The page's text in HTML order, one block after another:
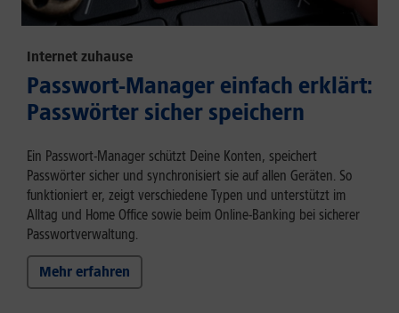
Internet zuhause
Passwort-Manager einfach erklärt:
Passwörter sicher speichern
Ein Passwort-Manager schützt Deine Konten, speichert
Passwörter sicher und synchronisiert sie auf allen Geräten. So
funktioniert er, zeigt verschiedene Typen und unterstützt im
Alltag und Home Office sowie beim Online-Banking bei sicherer
Passwortverwaltung.
Mehr erfahren